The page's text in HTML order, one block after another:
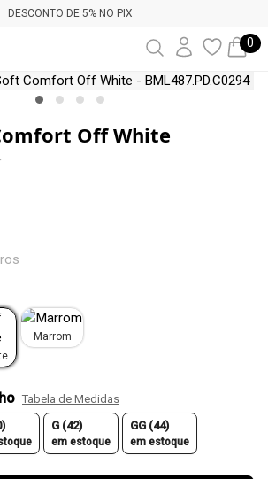
DESCONTO DE 5% NO PIX
0
Off White
Marrom
Tabela de Medidas
G (42)
em estoque
GG (44)
em estoque